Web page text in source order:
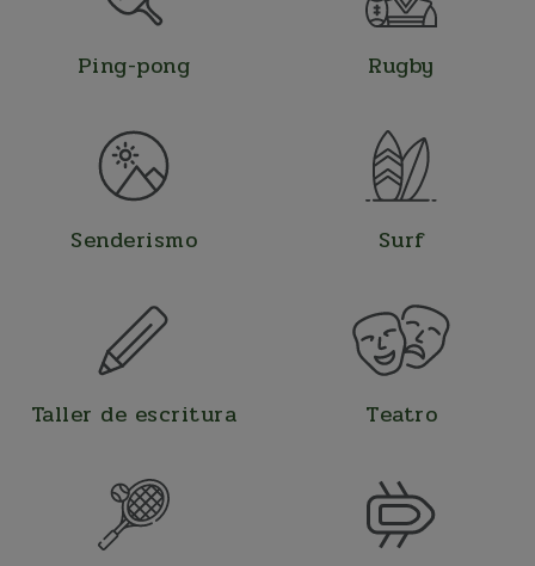
Ping-pong Rugby
Senderismo Surf
Taller de escritura Teatro